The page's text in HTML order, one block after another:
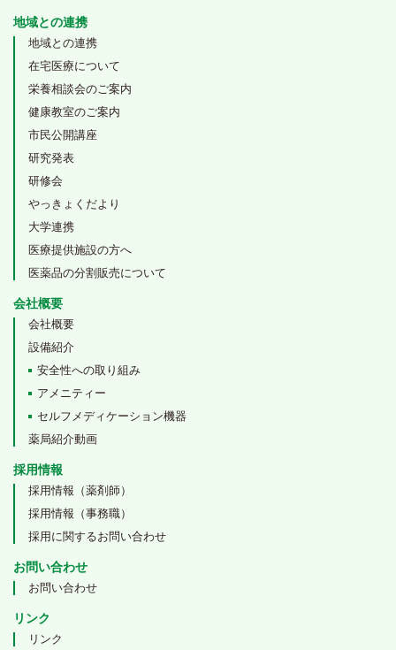
地域との連携
地域との連携
在宅医療について
栄養相談会のご案内
健康教室のご案内
市民公開講座
研究発表
研修会
やっきょくだより
大学連携
医療提供施設の方へ
医薬品の分割販売について
会社概要
会社概要
設備紹介
安全性への取り組み
アメニティー
セルフメディケーション機器
薬局紹介動画
採用情報
採用情報（薬剤師）
採用情報（事務職）
採用に関するお問い合わせ
お問い合わせ
お問い合わせ
リンク
リンク